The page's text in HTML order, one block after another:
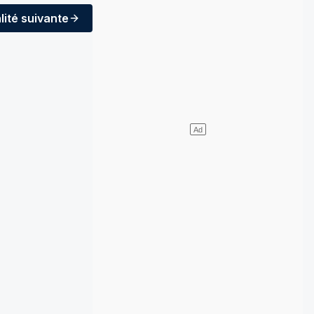
suivante